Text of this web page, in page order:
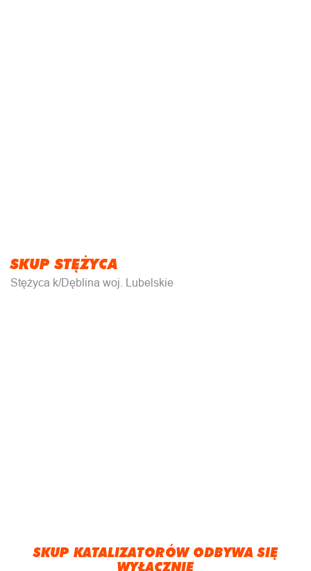
SKUP STĘŻYCA
Stężyca k/Dęblina woj. Lubelskie
SKUP KATALIZATORÓW ODBYWA SIĘ
WYŁĄCZNIE